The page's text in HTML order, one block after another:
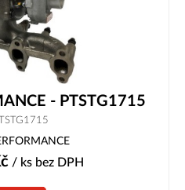
- PTSTG1715
/ ks bez DPH